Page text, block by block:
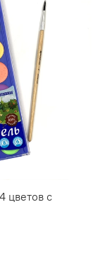
цветов с